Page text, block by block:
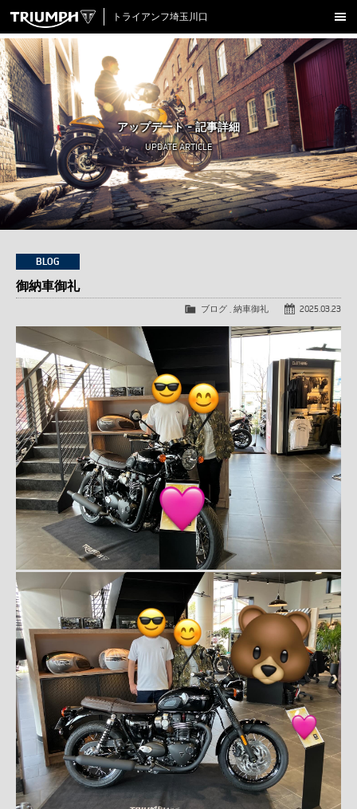
トライアンフ埼玉川口
新車在庫情報
試乗車一覧
認定中古車
アクセサリー
クロージング
アップデート
店舗情報
採用情報
TRIUMPH OFFICIAL SITE
LINE FacebookInstagram
X
アップデート - 記事詳細
UPDATE ARTICLE
BLOG
御納車御礼
2025.03.23
ブログ ,納車御礼